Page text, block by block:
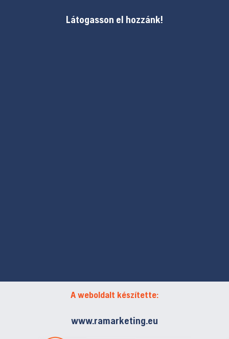
Látogasson el hozzánk!
A weboldalt készítette:
www.ramarketing.eu